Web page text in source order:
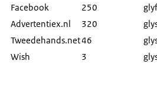
Facebook
250
Advertentiex.nl
320
Tweedehands.net46
Wish
3